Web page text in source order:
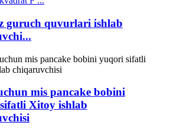
guruch quvurlari ishlab
mis pancake bobini
Xitoy ishlab